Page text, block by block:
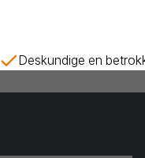
Deskundige en